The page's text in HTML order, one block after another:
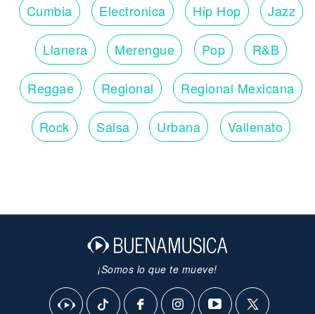
Cumbia Electronica Hip Hop Jazz
Llanera Merengue Pop R&B
Reggae Regional Regional Mexicana
Rock Salsa Urbana Vallenato
¡Somos lo que te mueve!